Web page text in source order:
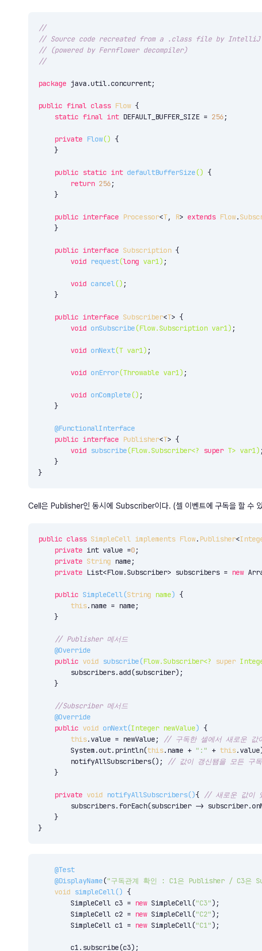
//
// Source code recreated from a .class file by IntelliJ
// (powered by Fernflower decompiler)
//
package java.util.concurrent;
public final class Flow {
static final int DEFAULT_BUFFER_SIZE = 256 ;
private Flow() {
    }
public static int defaultBufferSize() {
return 256 ;
    }
public interface Processor<T, R> extends Flow.
    }
public interface Subscription {
void request(long var1) ;
void cancel() ;
    }
public interface Subscriber<T> {
void onSubscribe(Flow.Subscription var1) ;
void onNext(T var1) ;
void onError(Throwable var1) ;
void onComplete() ;
    }
@FunctionalInterface
public interface Publisher<T> {
void subscribe(Flow.Subscriber<? super T> var1) ;
    }
Cell은 Publisher인 동시에 Subscriber이다. (셀 이벤트에 구독을 할 수
public class SimpleCell implements Flow. Publisher<
private int value =0 ;
private String name;
private List<Flow.Subscriber> subscribers = new
public SimpleCell(String name) {
this.name = name;
    }
// Publisher 메서드
@Override
public void subscribe(Flow.Subscriber<? super
        subscribers.add(subscriber);
    }
//Subscriber 메서드
@Override
public void onNext(Integer newValue) {
this.value = newValue;
// 구독한 셀에서 새로운 값
        System.out.println(
this.name + ":" + this
        notifyAllSubscribers();
// 값이 갱신됌을 모든 구
    }
private void notifyAllSubscribers(){
// 새로운 값이
subscribers.forEach(subscriber ->
    }
}
@Test
@DisplayName("구독관계 확인 : C1은 Publisher / C3은
void simpleCell() {
        SimpleCell c3 =
new SimpleCell("C3");
        SimpleCell c2 =
new SimpleCell("C2");
        SimpleCell c1 =
new SimpleCell("C1");
        c1.subscribe(c3);